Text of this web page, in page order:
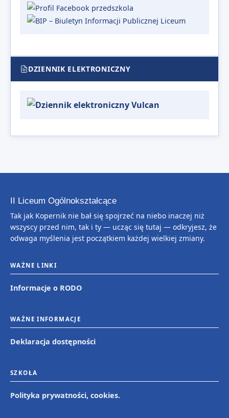
DZIENNIK ELEKTRONICZNY
II Liceum Ogólnokształcące
Tak jak Kopernik nie bał się spojrzeć na niebo inaczej niż
wszyscy przed nim, tak i ty — ucząc się tutaj — odkryjesz, że
odwaga myślenia jest początkiem każdej wielkiej zmiany.
WAŻNE LINKI
Informacje o RODO
WAŻNE INFORMACJE
Deklaracja dostępności
SZKOŁA
Polityka prywatności, cookies.